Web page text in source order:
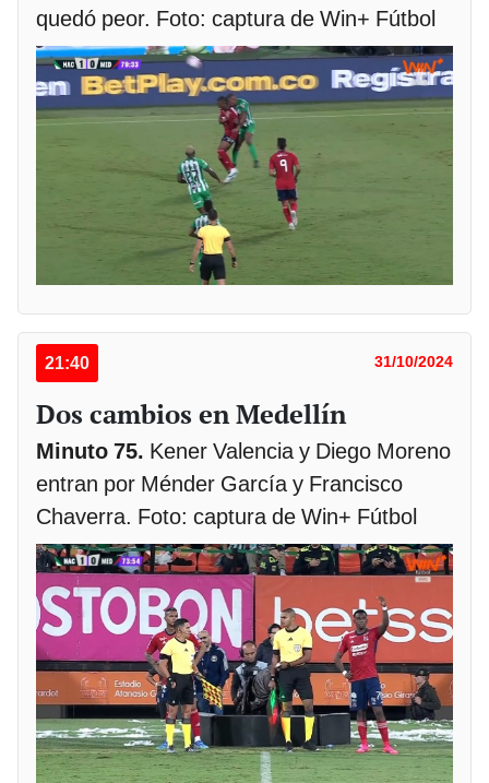
quedó peor. Foto: captura de Win+ Fútbol
21:40 31/10/2024
Dos cambios en Medellín
Minuto 75. Kener Valencia y Diego Moreno
entran por Ménder García y Francisco
Chaverra. Foto: captura de Win+ Fútbol